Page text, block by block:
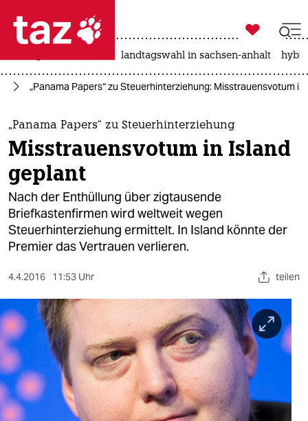
 taz zahl ich
taz zahl ich
themen
politik
öko
gesellschaft
kultur
sport
berlin
nord
wahrheit
verlag

taz zahl ich
landtagswahl in sachsen-anhalt
„Panama Papers“ zu Steuerhinterziehung: Misstrauensvotum
„Panama Papers“ zu Steuerhinterziehung
Misstrauensvotum in Island
geplant
Nach der Enthüllung über zigtausende
Briefkastenfirmen wird weltweit wegen
Steuerhinterziehung ermittelt. In Island könnte der
Premier das Vertrauen verlieren.
4.4.2016 11:53 Uhr teilen